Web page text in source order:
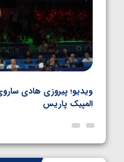
ویدیو؛ پیروزی هادی
المپیک پاریس